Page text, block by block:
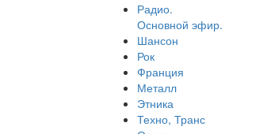
Радио.
Основной эфир.
Шансон
Рок
Франция
Металл
Этника
Техно, Транс